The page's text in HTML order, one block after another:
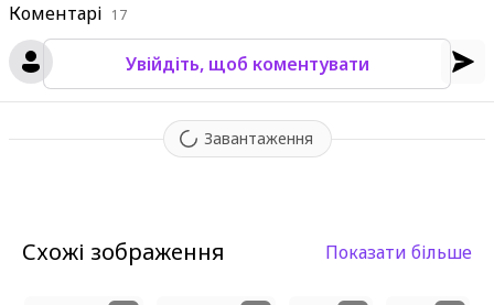
Коментарі 17
Увійдіть, щоб коментувати
Завантаження
Схожі зображення Показати більше